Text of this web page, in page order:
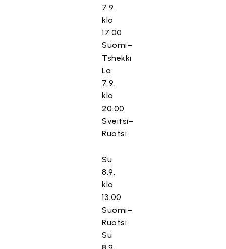
7.9.
klo
17.00
Suomi–
Tshekki
La
7.9.
klo
20.00
Sveitsi–
Ruotsi
Su
8.9.
klo
13.00
Suomi–
Ruotsi
Su